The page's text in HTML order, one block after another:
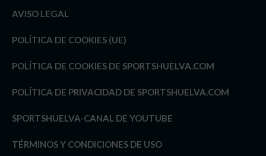
AVISO LEGAL
POLÍTICA DE COOKIES (UE)
POLÍTICA DE COOKIES DE SPORTSHUELVA.COM
POLÍTICA DE PRIVACIDAD DE SPORTSHUELVA.COM
SPORTSHUELVA-CANAL DE YOUTUBE
TÉRMINOS Y CONDICIONES DE USO